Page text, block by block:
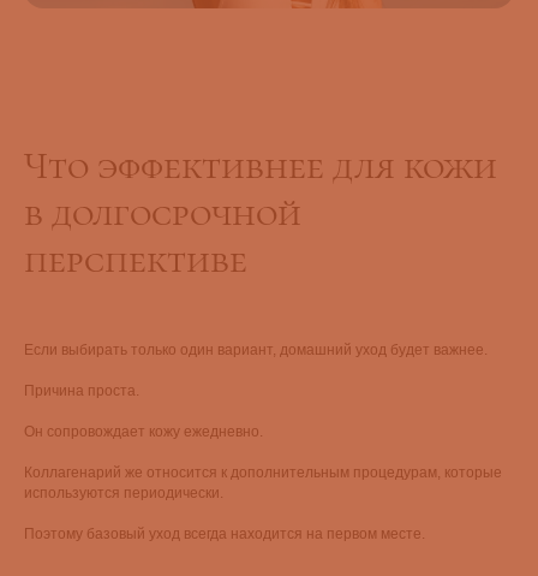
Что эффективнее для кожи
в долгосрочной
перспективе
Если выбирать только один вариант, домашний уход будет важнее.
Причина проста.
Он сопровождает кожу ежедневно.
Коллагенарий же относится к дополнительным процедурам, которые
используются периодически.
Поэтому базовый уход всегда находится на первом месте.